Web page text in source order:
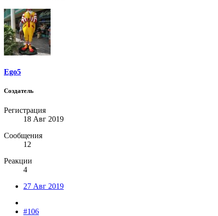
Ego5
Создатель
Регистрация
18 Авг 2019
Сообщения
12
Реакции
4
27 Авг 2019
#106